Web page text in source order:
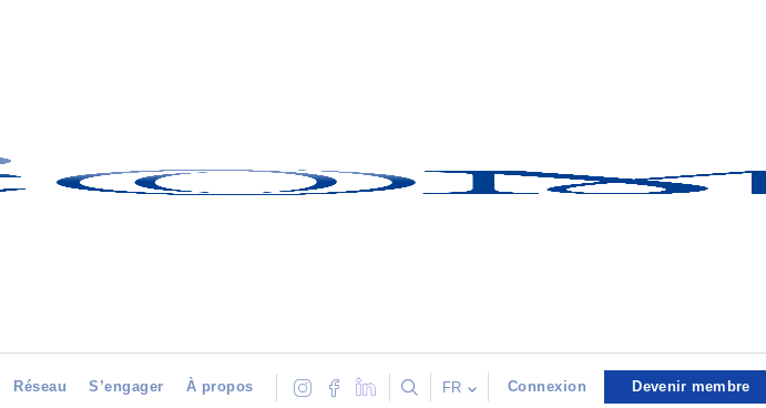
Réseau S’engager À propos FR Connexion Devenir membre